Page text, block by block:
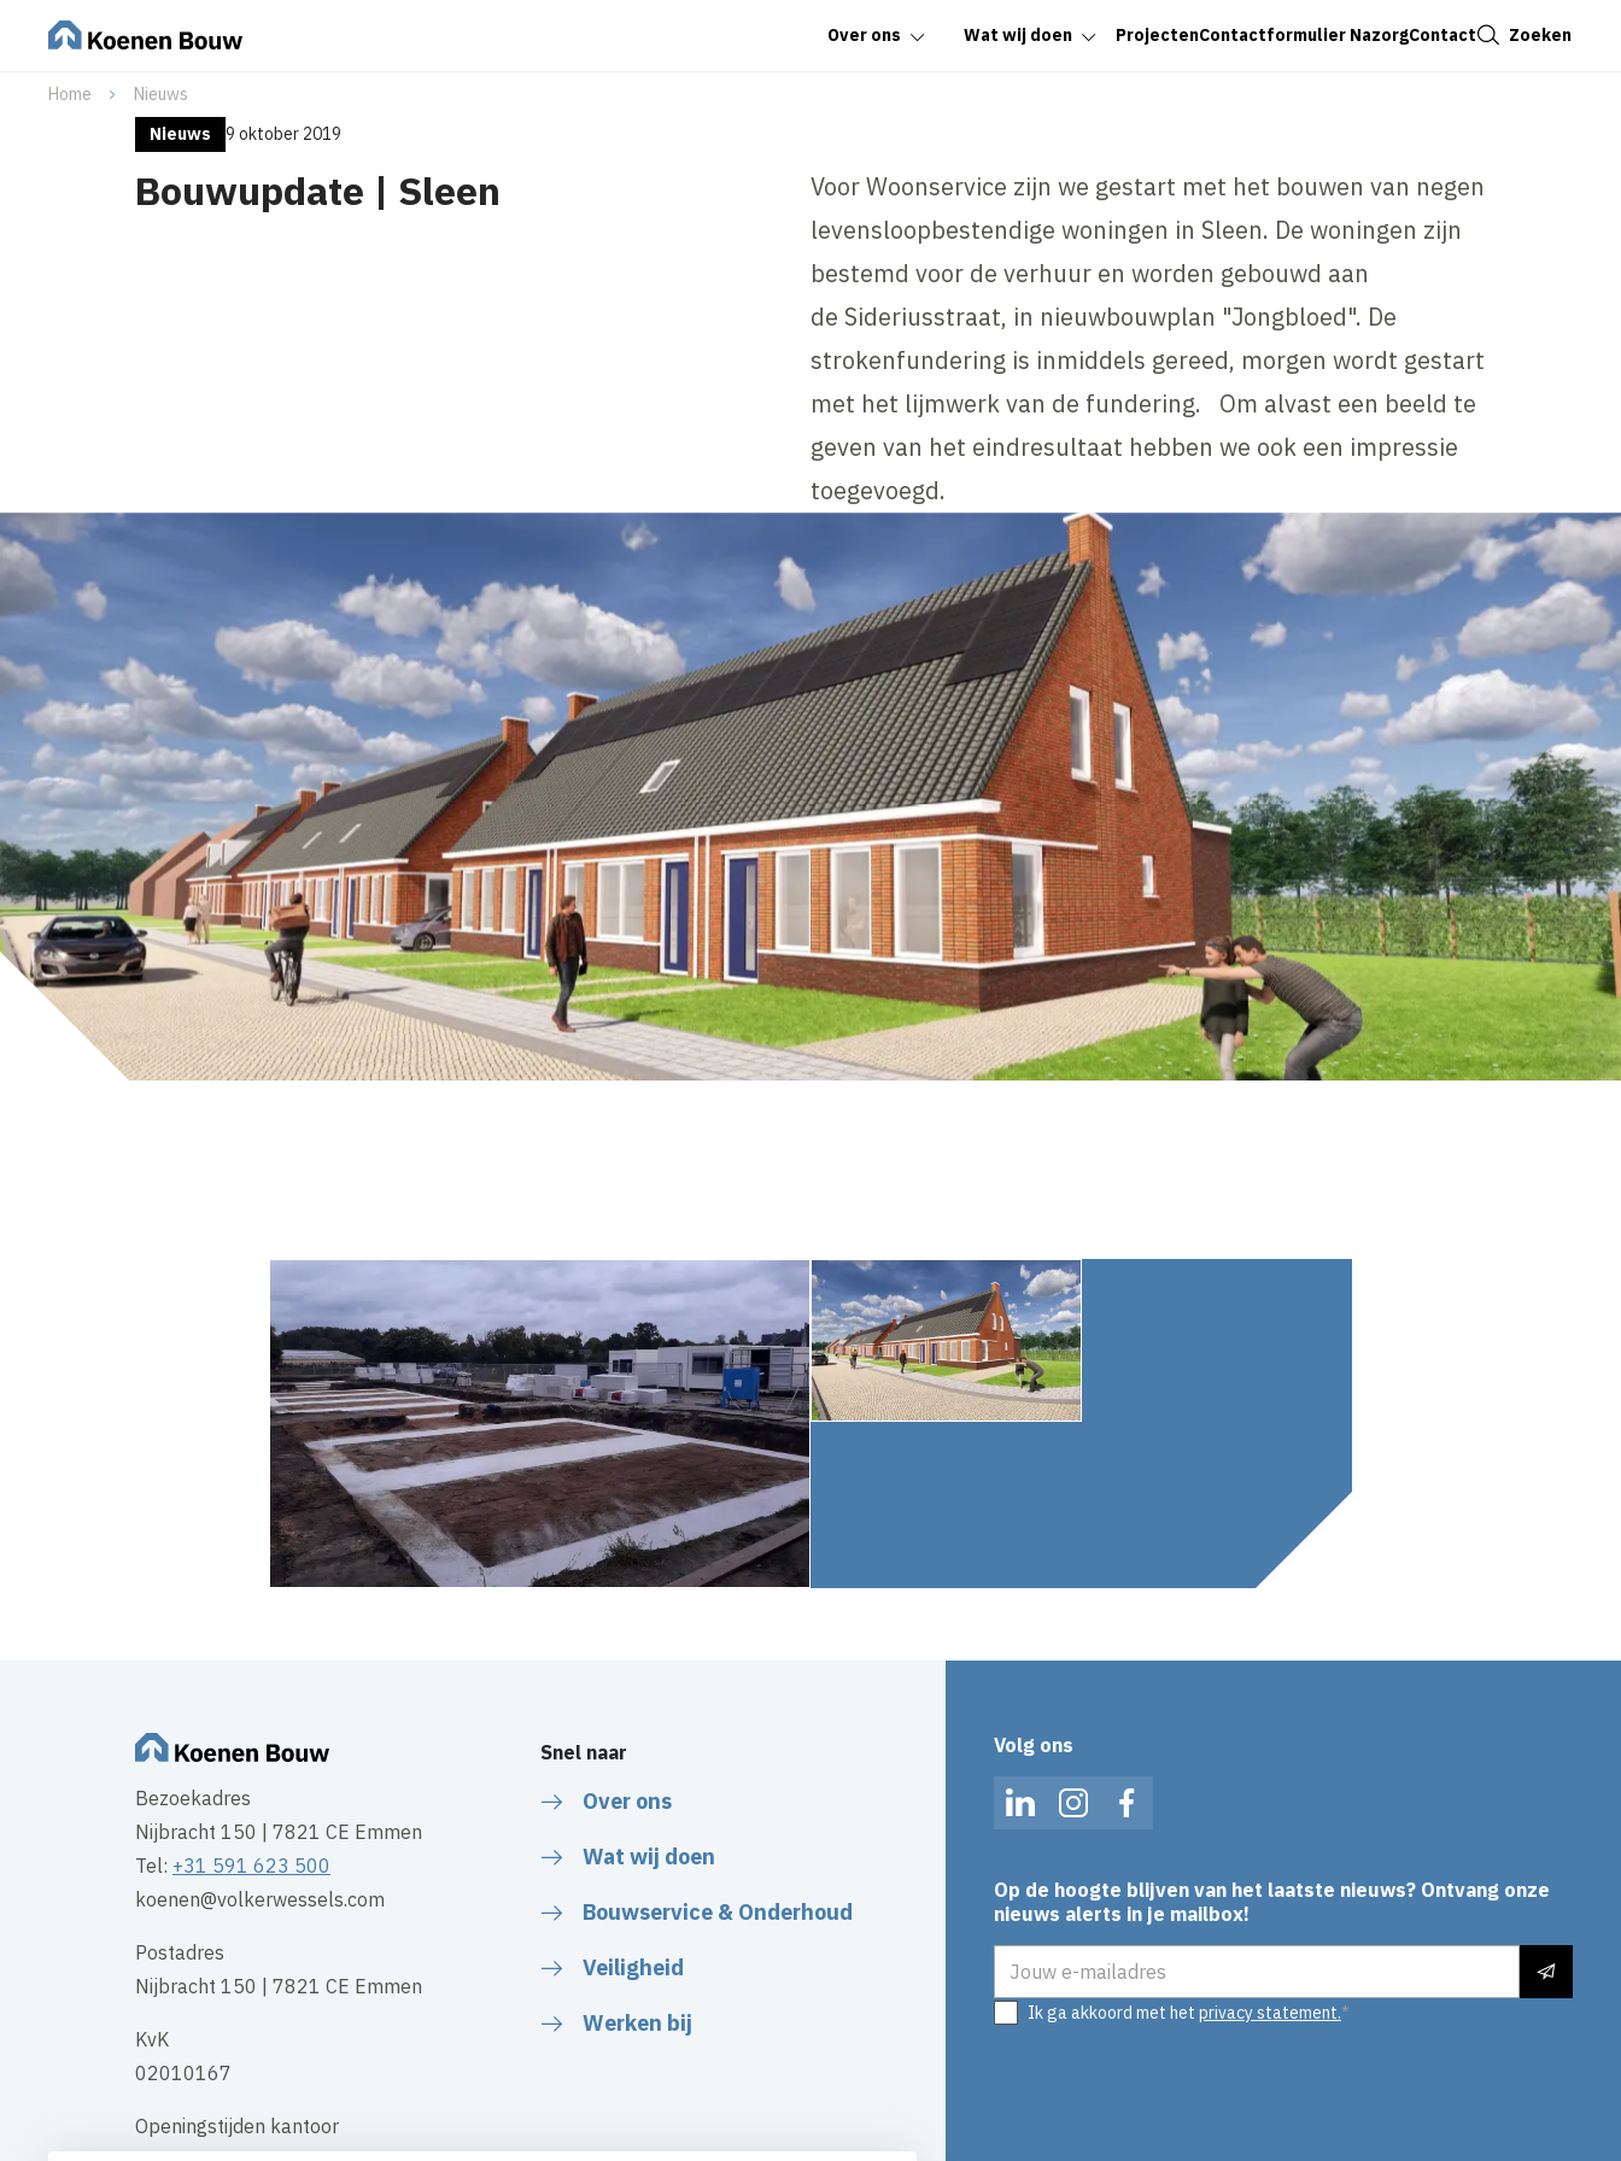
Over ons Wat wij doen ProjectenContactformulier NazorgContact Zoeken
Home
Nieuws
Nieuws
9 oktober 2019
Bouwupdate | Sleen
Voor Woonservice zijn we gestart met het bouwen van negen
levensloopbestendige woningen in Sleen. De woningen zijn
bestemd voor de verhuur en worden gebouwd aan
de Sideriusstraat, in nieuwbouwplan "Jongbloed". De
strokenfundering is inmiddels gereed, morgen wordt gestart
met het lijmwerk van de fundering. Om alvast een beeld te
geven van het eindresultaat hebben we ook een impressie
toegevoegd.
Bezoekadres
Nijbracht 150 | 7821 CE Emmen
Tel: +31 591 623 500
koenen@volkerwessels.com
Postadres
Nijbracht 150 | 7821 CE Emmen
KvK
02010167
Openingstijden kantoor
Snel naar
Over ons
Wat wij doen
Bouwservice & Onderhoud
Veiligheid
Werken bij
Volg ons
LinkedInInstagramFacebook
Op de hoogte blijven van het laatste nieuws? Ontvang onze
nieuws alerts in je mailbox!
Ik ga akkoord met het privacy statement.
Sluiten